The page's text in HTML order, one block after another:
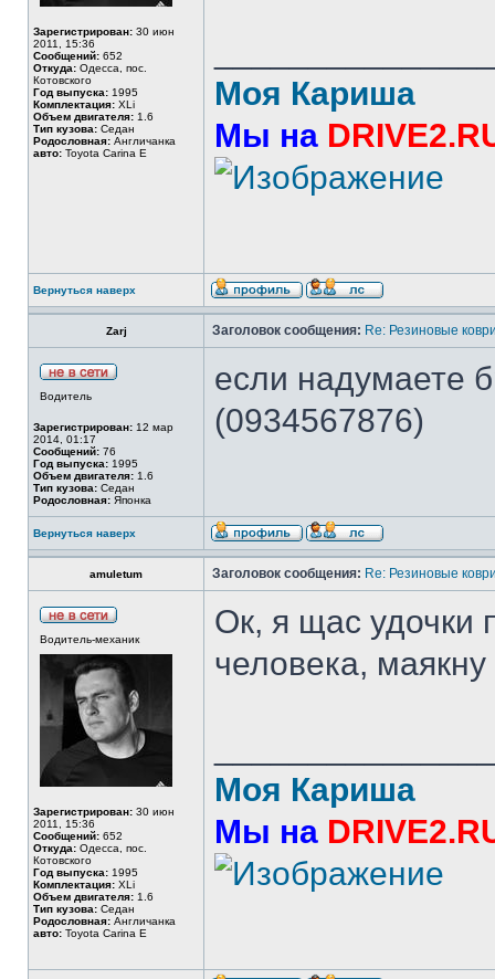
Зарегистрирован: 30 июн
2011, 15:36
Сообщений: 652
Откуда: Одесса, пос.
Котовского
Год выпуска: 1995
Комплектация: XLi
Объем двигателя: 1.6
Тип кузова: Седан
Родословная: Англичанка
авто: Toyota Carina E
Моя Кариша
Мы на
Вернуться наверх
Zarj Заголовок сообщения: Re: Резиновые
Водитель
Зарегистрирован: 12 мар
2014, 01:17
Сообщений: 76
Год выпуска: 1995
Объем двигателя: 1.6
Тип кузова: Седан
Родословная: Японка
если надумаете
(0934567876)
Вернуться наверх
amuletum Заголовок сообщения: Re: Резиновые
Водитель-механик
Зарегистрирован: 30 июн
2011, 15:36
Сообщений: 652
Откуда: Одесса, пос.
Котовского
Год выпуска: 1995
Комплектация: XLi
Объем двигателя: 1.6
Тип кузова: Седан
Родословная: Англичанка
авто: Toyota Carina E
Ок, я щас удочки
человека,
Моя Кариша
Мы на